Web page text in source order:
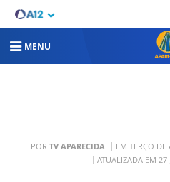
MENU
POR TV APARECIDA EM TERÇO DE
ATUALIZADA EM